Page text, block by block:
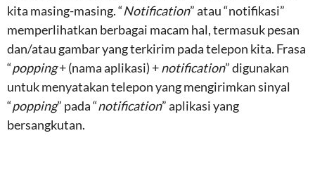
kita masing-masing. “Notification” atau “notifikasi”
memperlihatkan berbagai macam hal, termasuk pesan
dan/atau gambar yang terkirim pada telepon kita. Frasa
“popping+ (nama aplikasi) +notification” digunakan
untuk menyatakan telepon yang mengirimkan sinyal
“popping” pada “notification” aplikasi yang
bersangkutan.